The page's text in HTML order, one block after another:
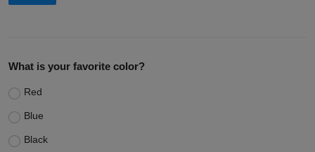
What is your favorite color?
Red
Blue
Black